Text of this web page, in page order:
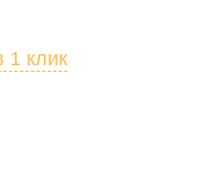
1 клик